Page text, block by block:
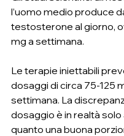
l’uomo medio produce
testosterone al giorno,
mg a settimana.
Le terapie iniettabili
dosaggi di circa 75-125
settimana. La
dosaggio è in realtà solo
quanto una buona